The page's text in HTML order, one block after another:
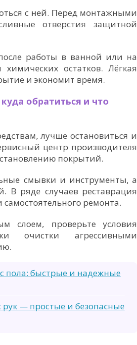
с ней. Перед монтажными
отверстия защитной
работы в ванной или на
остатков. Лёгкая
и экономит время.
обратиться и что
лучше остановиться и
центр производителя
покрытий.
смывки и инструменты, а
В ряде случаев реставрация
ремонта.
слоем, проверьте условия
очистки агрессивными
с пола: быстрые и надежные
— простые и безопасные